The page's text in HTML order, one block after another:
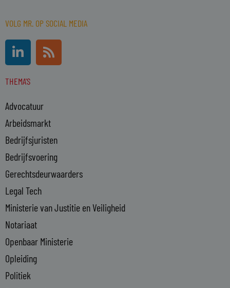
VOLG MR. OP SOCIAL MEDIA
L
i
n
k
d
i
n
-
i
n
R
s
s
THEMA'S
Advocatuur
Arbeidsmarkt
Bedrijfsjuristen
Bedrijfsvoering
Gerechtsdeurwaarders
Legal Tech
Ministerie van Justitie en Veiligheid
Notariaat
Openbaar Ministerie
Opleiding
Politiek